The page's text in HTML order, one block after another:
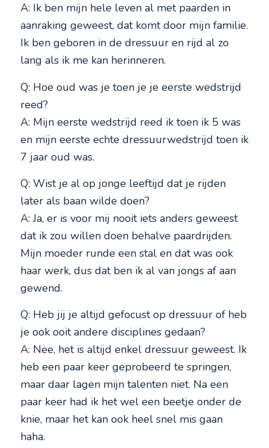
A: Ik ben mijn hele leven al met paarden in
aanraking geweest, dat komt door mijn familie.
Ik ben geboren in de dressuur en rijd al zo
lang als ik me kan herinneren.
Q: Hoe oud was je toen je je eerste wedstrijd
reed?
A: Mijn eerste wedstrijd reed ik toen ik 5 was
en mijn eerste echte dressuurwedstrijd toen ik
7 jaar oud was.
Q: Wist je al op jonge leeftijd dat je rijden
later als baan wilde doen?
A: Ja, er is voor mij nooit iets anders geweest
dat ik zou willen doen behalve paardrijden.
Mijn moeder runde een stal en dat was ook
haar werk, dus dat ben ik al van jongs af aan
gewend.
Q: Heb jij je altijd gefocust op dressuur of heb
je ook ooit andere disciplines gedaan?
A: Nee, het is altijd enkel dressuur geweest. Ik
heb een paar keer geprobeerd te springen,
maar daar lagen mijn talenten niet. Na een
paar keer had ik het wel een beetje onder de
knie, maar het kan ook heel snel mis gaan
haha.